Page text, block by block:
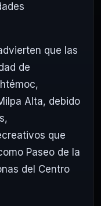
que las
de
,
Alta, debido
que
Paseo de la
del Centro